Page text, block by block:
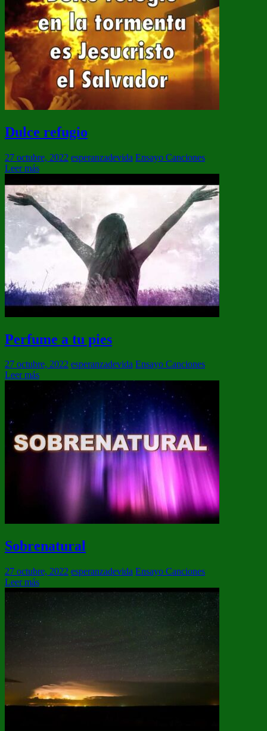
Dulce refugio
27 octubre, 2022 esperanzadevida Ensayo Canciones
Leer más
Perfume a tu pies
27 octubre, 2022 esperanzadevida Ensayo Canciones
Leer más
Sobrenatural
27 octubre, 2022 esperanzadevida Ensayo Canciones
Leer más